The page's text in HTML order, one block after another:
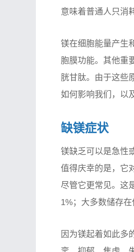
意味着普通人只消
镁在细胞能量产生
胞膜功能。其他重
胱甘肽。由于这些
如何影响我们，以
缺镁症状
镁缺乏可以是急性
值得庆幸的是，它
尽管它更常见​​。这
1%；大多数储存
因为镁起着如此多